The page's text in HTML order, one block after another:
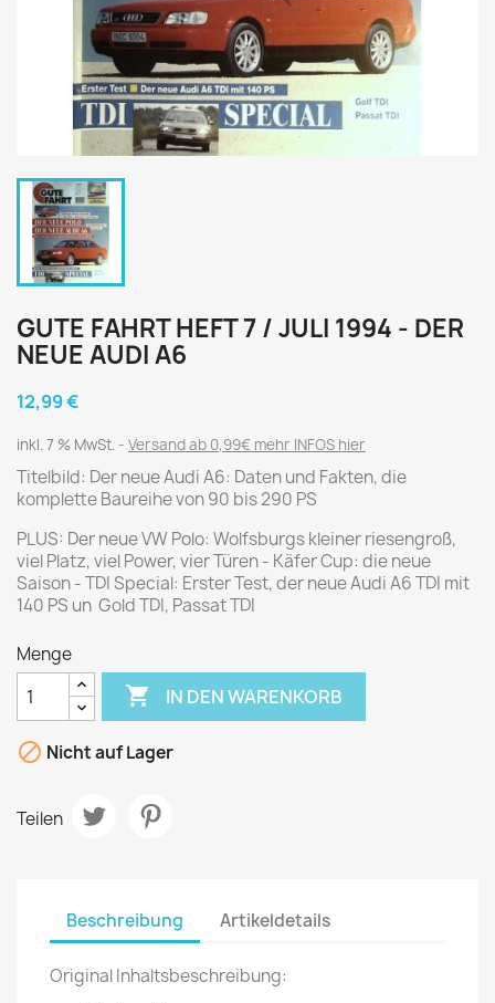
GUTE FAHRT HEFT 7 / JULI 1994 - DER
NEUE AUDI A6
12,99 €
inkl. 7 % MwSt. Versand ab 0,99€ mehr INFOS hier
Titelbild: Der neue Audi A6: Daten und Fakten, die
komplette Baureihe von 90 bis 290 PS
PLUS: Der neue VW Polo: Wolfsburgs kleiner riesengroß,
viel Platz, viel Power, vier Türen - Käfer Cup: die neue
Saison - TDI Special: Erster Test, der neue Audi A6 TDI mit
140 PS un Gold TDI, Passat TDI
Menge
 IN DEN WARENKORB
 Nicht auf Lager
Teilen
Beschreibung Artikeldetails
Original Inhaltsbeschreibung: